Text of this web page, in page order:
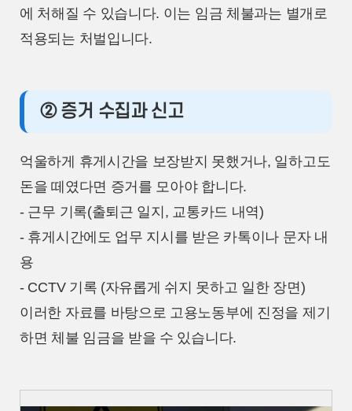
에 처해질 수 있습니다. 이는 임금 체불과는 별개로
적용되는 처벌입니다.
② 증거 수집과 신고
억울하게 휴게시간을 보장받지 못했거나, 일하고도
돈을 떼였다면 증거를 모아야 합니다.
- 근무 기록(출퇴근 일지, 교통카드 내역)
- 휴게시간에도 업무 지시를 받은 카톡이나 문자 내
용
- CCTV 기록 (자유롭게 쉬지 못하고 일한 장면)
이러한 자료를 바탕으로 고용노동부에 진정을 제기
하면 체불 임금을 받을 수 있습니다.